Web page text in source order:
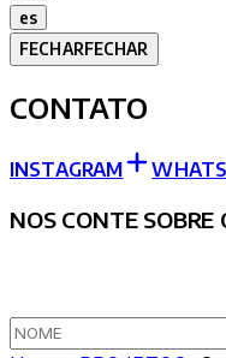
es
FECHARFECHAR
CONTATO
INSTAGRAM
NOS CONTE SOBRE